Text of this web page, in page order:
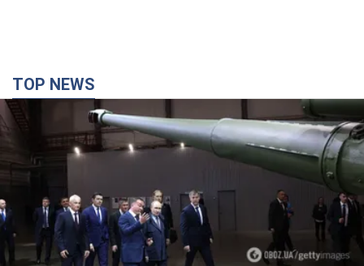
TOP NEWS